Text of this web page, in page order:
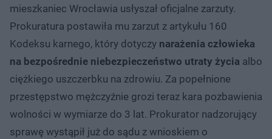
mieszkaniec Wrocławia usłyszał oficjalne zarzuty.
Prokuratura postawiła mu zarzut z artykułu 160
Kodeksu karnego, który dotyczy narażenia człowieka
na bezpośrednie niebezpieczeństwo utraty życia albo
ciężkiego uszczerbku na zdrowiu. Za popełnione
przestępstwo mężczyźnie grozi teraz kara pozbawienia
wolności w wymiarze do 3 lat. Prokurator nadzorujący
sprawę wystąpił już do sądu z wnioskiem o